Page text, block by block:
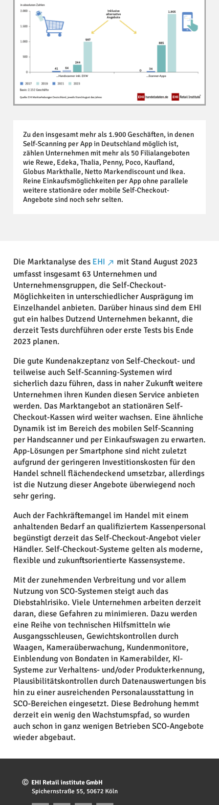
Zu den insgesamt mehr als 1.900 Geschäften, in denen
Self-Scanning per App in Deutschland möglich ist,
zählen Unternehmen mit mehr als 50 Filialangeboten
wie Rewe, Edeka, Thalia, Penny, Poco, Kaufland,
Globus Markthalle, Netto Markendiscount und Ikea.
Reine Einkaufsmöglichkeiten per App ohne parallele
weitere stationäre oder mobile Self-Checkout-
Angebote sind noch sehr selten.
Die Marktanalyse des EHI
mit Stand August 2023
umfasst insgesamt 63 Unternehmen und
Unternehmensgruppen, die Self-Checkout-
Möglichkeiten in unterschiedlicher Ausprägung im
Einzelhandel anbieten. Darüber hinaus sind dem EHI
gut ein halbes Dutzend Unternehmen bekannt, die
derzeit Tests durchführen oder erste Tests bis Ende
2023 planen.
Die gute Kundenakzeptanz von Self-Checkout- und
teilweise auch Self-Scanning-Systemen wird
sicherlich dazu führen, dass in naher Zukunft weitere
Unternehmen ihren Kunden diesen Service anbieten
werden. Das Marktangebot an stationären Self-
Checkout-Kassen wird weiter wachsen. Eine ähnliche
Dynamik ist im Bereich des mobilen Self-Scanning
per Handscanner und per Einkaufswagen zu erwarten.
App-Lösungen per Smartphone sind nicht zuletzt
aufgrund der geringeren Investitionskosten für den
Handel schnell flächendeckend umsetzbar, allerdings
ist die Nutzung dieser Angebote überwiegend noch
sehr gering.
Auch der Fachkräftemangel im Handel mit einem
anhaltenden Bedarf an qualifiziertem Kassenpersonal
begünstigt derzeit das Self-Checkout-Angebot vieler
Händler. Self-Checkout-Systeme gelten als moderne,
flexible und zukunftsorientierte Kassensysteme.
Mit der zunehmenden Verbreitung und vor allem
Nutzung von SCO-Systemen steigt auch das
Diebstahlrisiko. Viele Unternehmen arbeiten derzeit
daran, diese Gefahren zu minimieren. Dazu werden
eine Reihe von technischen Hilfsmitteln wie
Ausgangsschleusen, Gewichtskontrollen durch
Waagen, Kameraüberwachung, Kundenmonitore,
Einblendung von Bondaten in Kamerabilder, KI-
Systeme zur Verhaltens- und/oder Produkterkennung,
Plausibilitätskontrollen durch Datenauswertungen bis
hin zu einer ausreichenden Personalausstattung in
SCO-Bereichen eingesetzt. Diese Bedrohung hemmt
derzeit ein wenig den Wachstumspfad, so wurden
auch schon in ganz wenigen Betrieben SCO-Angebote
wieder abgebaut.
Ⓒ EHI Retail institute GmbH
Spichernstraße 55, 50672 Köln